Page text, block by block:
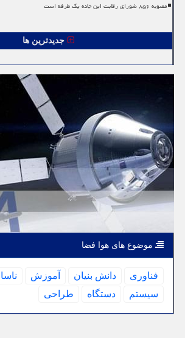
مصوبه ۸۵۶ شورای رقابت این جاده یک طرفه است
جدیدترین ها
موضوع های هوا فضا
فناوری دانش بنیان آموزش ناسا
سیستم
دستگاه طراحی